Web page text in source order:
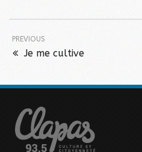
PREVIOUS
Je me cultive